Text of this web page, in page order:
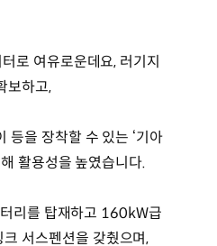
로 여유로운데요, 러기지
보하고,
등을 장착할 수 있는 ‘기아
활용성을 높였습니다.
리를 탑재하고 160kW급
서스펜션을 갖췄으며,